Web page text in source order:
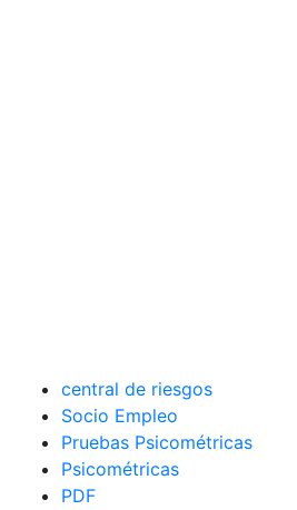
central de riesgos
Socio Empleo
Pruebas Psicométricas
Psicométricas
PDF